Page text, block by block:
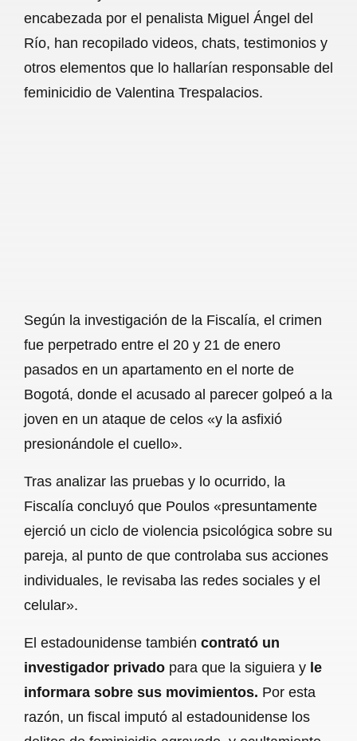
encabezada por el penalista Miguel Ángel del
Río, han recopilado videos, chats, testimonios y
otros elementos que lo hallarían responsable del
feminicidio de Valentina Trespalacios.
Según la investigación de la Fiscalía, el crimen
fue perpetrado entre el 20 y 21 de enero
pasados en un apartamento en el norte de
Bogotá, donde el acusado al parecer golpeó a la
joven en un ataque de celos «y la asfixió
presionándole el cuello».
Tras analizar las pruebas y lo ocurrido, la
Fiscalía concluyó que Poulos «presuntamente
ejerció un ciclo de violencia psicológica sobre su
pareja, al punto de que controlaba sus acciones
individuales, le revisaba las redes sociales y el
celular».
El estadounidense también contrató un
investigador privado para que la siguiera y le
informara sobre sus movimientos. Por esta
razón, un fiscal imputó al estadounidense los